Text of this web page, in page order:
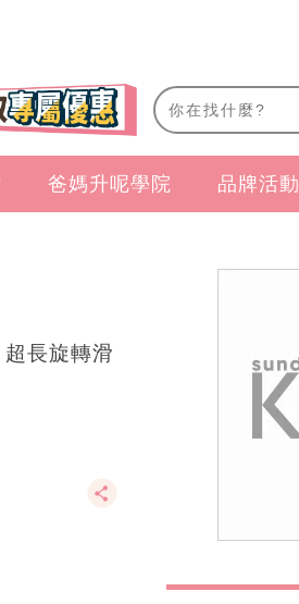
爸媽升呢學院 品牌活動
長旋轉滑